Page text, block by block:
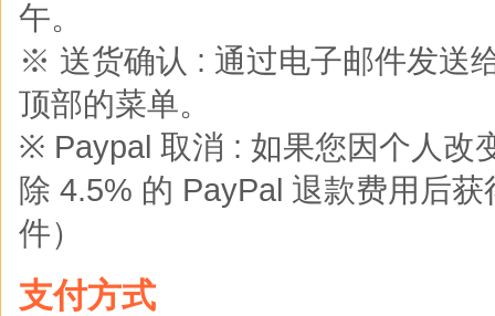
午。
※ 送货确认 : 通过电子邮件发送
顶部的菜单。
※ Paypal 取消 : 如果您因个人改
除 4.5% 的 PayPal 退款费用后
件）
支付方式